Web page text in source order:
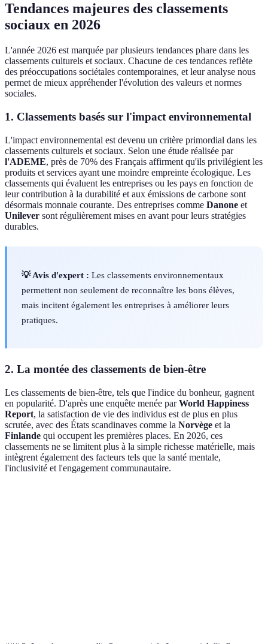
Tendances majeures des classements
sociaux en 2026
L'année 2026 est marquée par plusieurs tendances phare dans les
classements culturels et sociaux. Chacune de ces tendances reflète
des préoccupations sociétales contemporaines, et leur analyse nous
permet de mieux appréhender l'évolution des valeurs et normes
sociales.
1. Classements basés sur l'impact environnemental
L'impact environnemental est devenu un critère primordial dans les
classements culturels et sociaux. Selon une étude réalisée par
l'ADEME, près de 70% des Français affirment qu'ils privilégient les
produits et services ayant une moindre empreinte écologique. Les
classements qui évaluent les entreprises ou les pays en fonction de
leur contribution à la durabilité et aux émissions de carbone sont
désormais monnaie courante. Des entreprises comme Danone et
Unilever sont régulièrement mises en avant pour leurs stratégies
durables.
💡 Avis d'expert : Les classements environnementaux
permettent non seulement de reconnaître les bons élèves,
mais incitent également les entreprises à améliorer leurs
pratiques.
2. La montée des classements de bien-être
Les classements de bien-être, tels que l'indice du bonheur, gagnent
en popularité. D'après une enquête menée parWorld Happiness
Report, la satisfaction de vie des individus est de plus en plus
scrutée, avec des États scandinaves comme la Norvège et la
Finlande qui occupent les premières places. En 2026, ces
classements ne se limitent plus à la simple richesse matérielle, mais
intègrent également des facteurs tels que la santé mentale,
l'inclusivité et l'engagement communautaire.